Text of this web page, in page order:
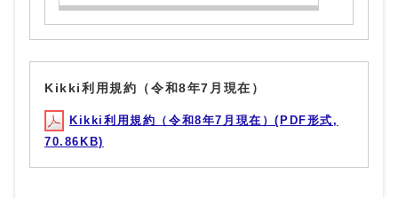
Kikki利用規約（令和8年7月現在）
Kikki利用規約（令和8年7月現在）(PDF形式,
70.86KB)